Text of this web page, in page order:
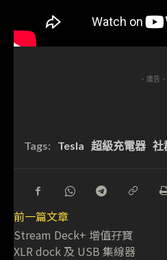
- 廣告 -
Tags: Tesla 超級充電器 社
前一篇文章
Stream Deck+ 增值孖寶
XLR dock 及 USB 集線器